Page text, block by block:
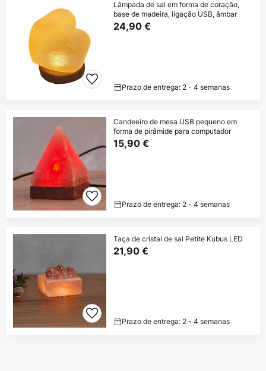
Lâmpada de sal em forma de coração,
base de madeira, ligação USB, âmbar
24,90 €
Prazo de entrega: 2 - 4 semanas
Candeeiro de mesa USB pequeno em
forma de pirâmide para computador
15,90 €
Prazo de entrega: 2 - 4 semanas
Taça de cristal de sal Petite Kubus LED
21,90 €
Prazo de entrega: 2 - 4 semanas